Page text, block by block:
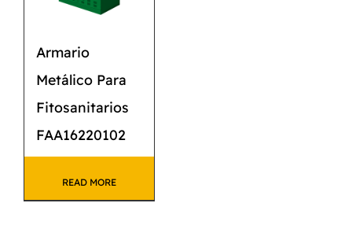
Armario
Metálico Para
Fitosanitarios
FAA16220102
READ MORE